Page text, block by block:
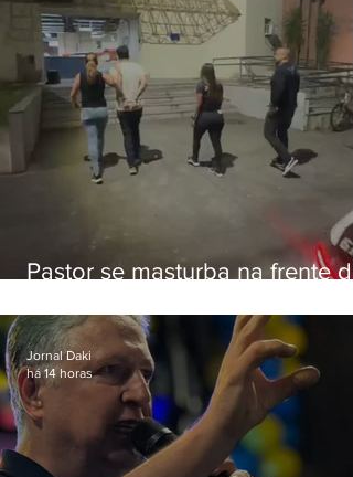
Pastor se masturba na frente de
Jornal Daki
há 14 horas